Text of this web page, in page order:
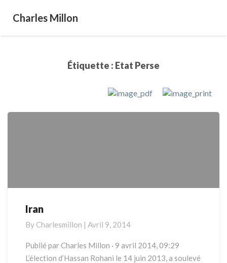
Charles Millon
Étiquette : Etat Perse
Iran
Iran
By Charlesmillon | Avril 9, 2014
Publié par Charles Millon · 9 avril 2014, 09:29
L’élection d’Hassan Rohani le 14 juin 2013, a soulevé